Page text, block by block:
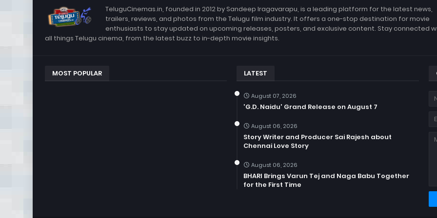
TeluguCinemas.in, founded in 2012 by Sandeep Iragavarapu, is a leading platform for the latest news,
trailers, reviews, and photos from the Telugu film industry. It offers a one-stop destination for movie
enthusiasts to stay updated on upcoming releases, posters, and exclusive content. Stay connected
all things Telugu cinema, from the latest buzz to in-depth movie insights.
MOST POPULAR LATEST
August 07, 2026
'G.D. Naidu' Grand Release on August 7
August 06, 2026
Story Writer and Producer Sai Rajesh about
Chennai Love Story
August 06, 2026
BHARI Brings Varun Tej and Naga Babu Together
for the First Time